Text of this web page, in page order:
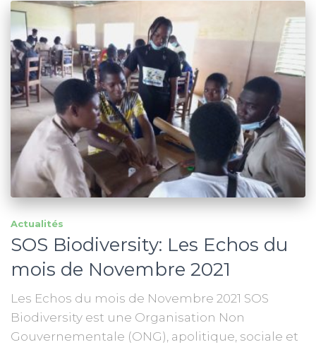
Actualités
SOS Biodiversity: Les Echos du
mois de Novembre 2021
Les Echos du mois de Novembre 2021 SOS
Biodiversity est une Organisation Non
Gouvernementale (ONG), apolitique, sociale et